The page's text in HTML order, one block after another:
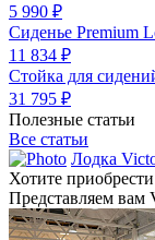
5 990 ₽
Сиденье Premium
11 834 ₽
Стойка для
31 795 ₽
Полезные статьи
Все статьи
Лодка
Хотите
Представляем вам